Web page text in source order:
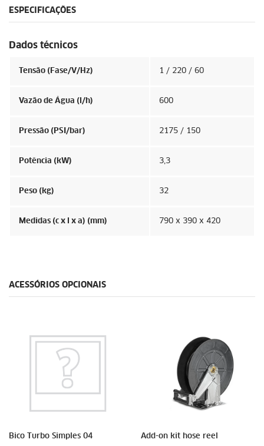
ESPECIFICAÇÕES
Dados técnicos
Tensão (Fase/V/Hz) 1 / 220 / 60
Vazão de Água (l/h) 600
Pressão (PSI/bar) 2175 / 150
Potência (kW) 3,3
Peso (kg) 32
Medidas (c x l x a) (mm) 790 x 390 x 420
ACESSÓRIOS OPCIONAIS
Bico Turbo Simples 04 Add-on kit hose reel